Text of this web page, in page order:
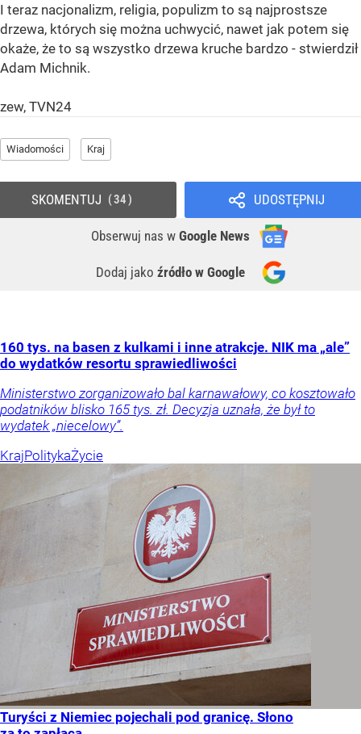
I teraz nacjonalizm, religia, populizm to są najprostsze
drzewa, których się można uchwycić, nawet jak potem się
okaże, że to są wszystko drzewa kruche bardzo - stwierdził
Adam Michnik.
zew, TVN24
Wiadomości Kraj
UDOSTĘPNIJ
Obserwuj nas w Google News
Dodaj jako źródło w Google
SKOMENTUJ 34
160 tys. na basen z kulkami i inne atrakcje. NIK ma „ale”
do wydatków resortu sprawiedliwości
Ministerstwo zorganizowało bal karnawałowy, co kosztowało
podatników blisko 165 tys. zł. Decyzja uznała, że był to
wydatek „niecelowy”.
KrajPolitykaŻycie
Turyści z Niemiec pojechali pod granicę. Słono